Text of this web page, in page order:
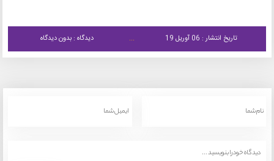
تاریخ انتشار : 06 آوریل 19 دیدگاه : بدون دیدگاه